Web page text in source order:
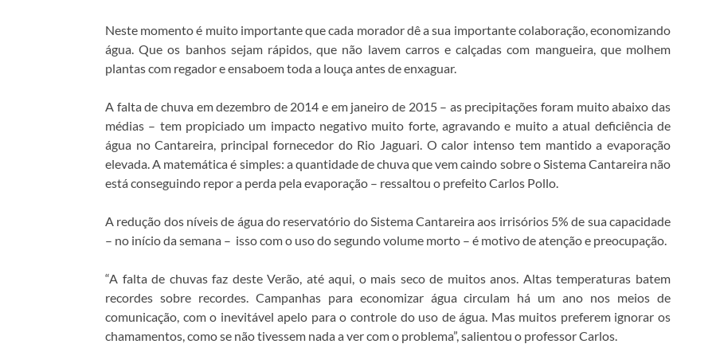
Neste momento é muito importante que cada morador dê a sua importante colaboração, economizando
água. Que os banhos sejam rápidos, que não lavem carros e calçadas com mangueira, que molhem
plantas com regador e ensaboem toda a louça antes de enxaguar.
A falta de chuva em dezembro de 2014 e em janeiro de 2015 – as precipitações foram muito abaixo das
médias – tem propiciado um impacto negativo muito forte, agravando e muito a atual deficiência de
água no Cantareira, principal fornecedor do Rio Jaguari. O calor intenso tem mantido a evaporação
elevada. A matemática é simples: a quantidade de chuva que vem caindo sobre o Sistema Cantareira não
está conseguindo repor a perda pela evaporação – ressaltou o prefeito Carlos Pollo.
A redução dos níveis de água do reservatório do Sistema Cantareira aos irrisórios 5% de sua capacidade
– no início da semana – isso com o uso do segundo volume morto – é motivo de atenção e preocupação.
“A falta de chuvas faz deste Verão, até aqui, o mais seco de muitos anos. Altas temperaturas batem
recordes sobre recordes. Campanhas para economizar água circulam há um ano nos meios de
comunicação, com o inevitável apelo para o controle do uso de água. Mas muitos preferem ignorar os
chamamentos, como se não tivessem nada a ver com o problema”, salientou o professor Carlos.